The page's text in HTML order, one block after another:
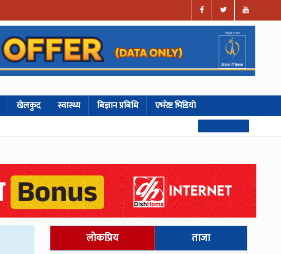
खेलकुद स्वास्थ्य बिज्ञान प्रबिधि एभरेष्ट भिडियो
लोकप्रिय ताजा